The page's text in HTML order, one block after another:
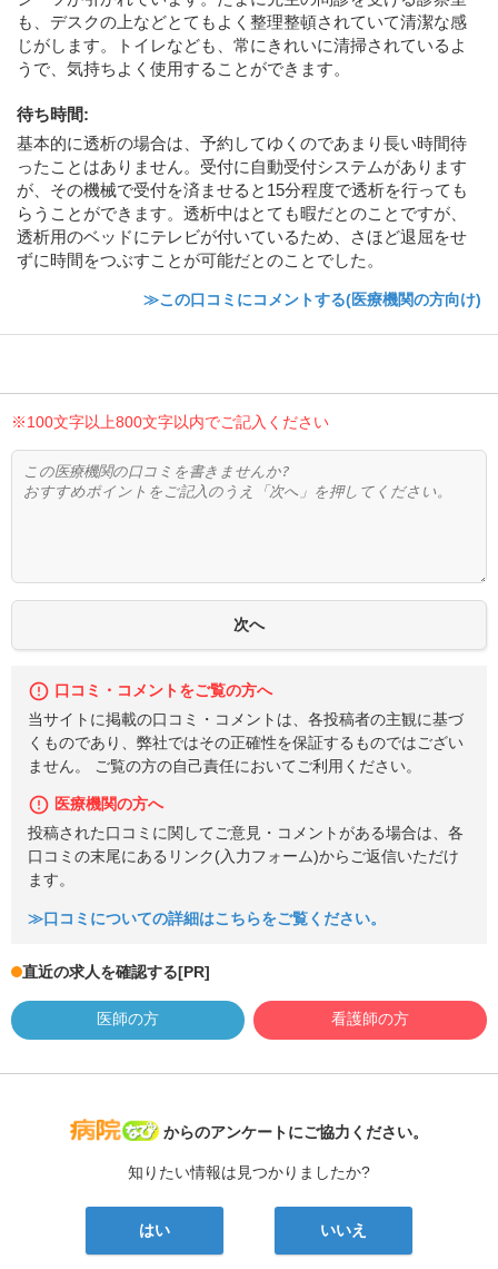
も、デスクの上などとてもよく整理整頓されていて清潔な感
じがします。トイレなども、常にきれいに清掃されているよ
うで、気持ちよく使用することができます。
待ち時間:
基本的に透析の場合は、予約してゆくのであまり長い時間待
ったことはありません。受付に自動受付システムがあります
が、その機械で受付を済ませると15分程度で透析を行っても
らうことができます。透析中はとても暇だとのことですが、
透析用のベッドにテレビが付いているため、さほど退屈をせ
ずに時間をつぶすことが可能だとのことでした。
≫この口コミにコメントする(医療機関の方向け)
※100文字以上800文字以内でご記入ください
口コミ・コメントをご覧の方へ
当サイトに掲載の口コミ・コメントは、各投稿者の主観に基づ
くものであり、弊社ではその正確性を保証するものではござい
ません。 ご覧の方の自己責任においてご利用ください。
医療機関の方へ
投稿された口コミに関してご意見・コメントがある場合は、各
口コミの末尾にあるリンク(入力フォーム)からご返信いただけ
ます。
≫口コミについての詳細はこちらをご覧ください。
直近の求人を確認する[PR]
医師の方 看護師の方
病院なび
からのアンケートにご協力ください。
知りたい情報は見つかりましたか?
はい いいえ